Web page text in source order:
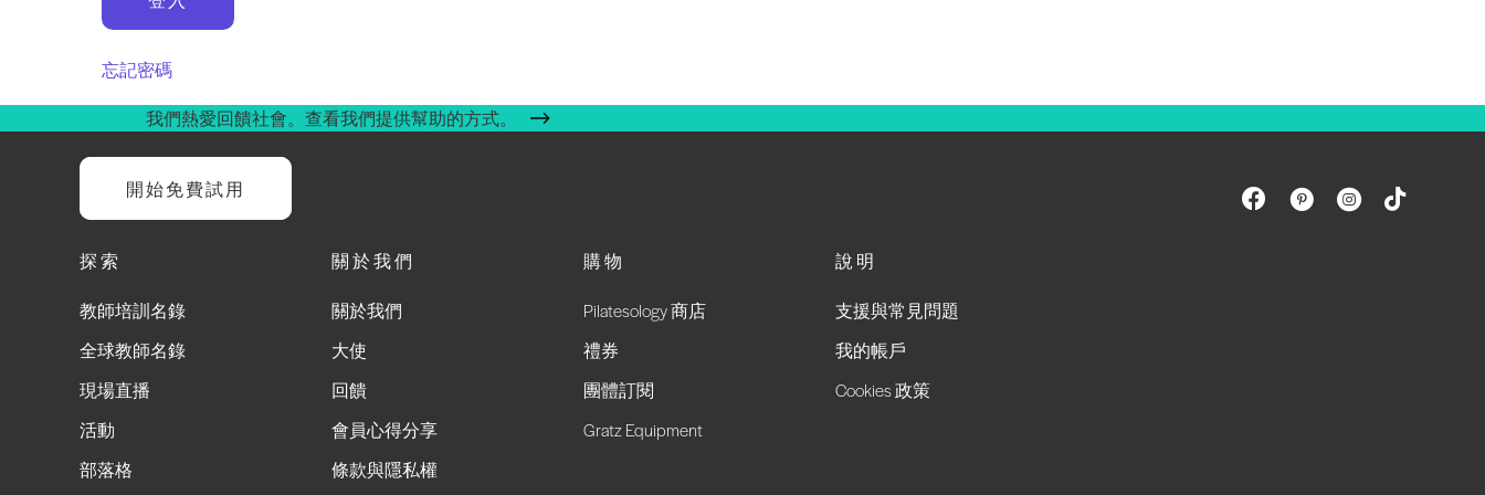
忘記密碼
我們熱愛回饋社會。查看我們提供幫助的方式。
開始免費試用
探索
教師培訓名錄
全球教師名錄
現場直播
活動
部落格
關於我們
關於我們
大使
回饋
會員心得分享
條款與隱私權
購物
Pilatesology 商店
禮券
團體訂閱
Gratz Equipment
說明
支援與常見問題
我的帳戶
Cookies 政策